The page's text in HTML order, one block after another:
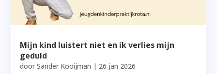
Mijn kind luistert niet en ik verlies mijn
geduld
doorSander Kooijman | 26 jan 2026